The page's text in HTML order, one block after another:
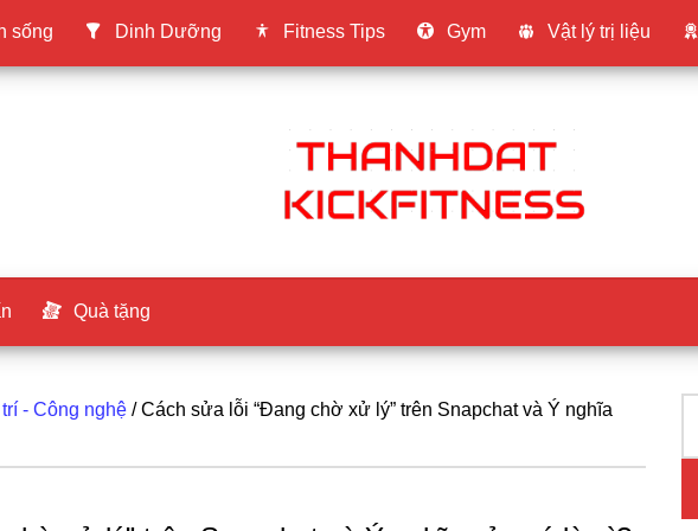
sống Dinh Dưỡng Fitness Tips Gym Vật lý trị liệu
Quà tặng
- Công nghệ /Cách sửa lỗi “Đang chờ xử lý” trên Snapchat và Ý nghĩa